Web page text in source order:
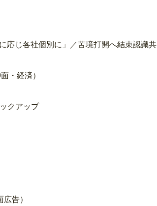
応じ各社個別に」／苦境打開へ結束認識共
・経済）
クアップ
告）